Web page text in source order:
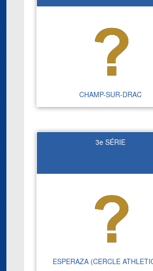
CHAMP-SUR-DRAC
3e SÉRIE
ESPERAZA (CERCLE